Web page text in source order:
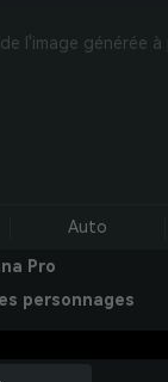
Auto
Pro
personnages